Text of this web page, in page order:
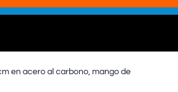
en acero al carbono, mango de